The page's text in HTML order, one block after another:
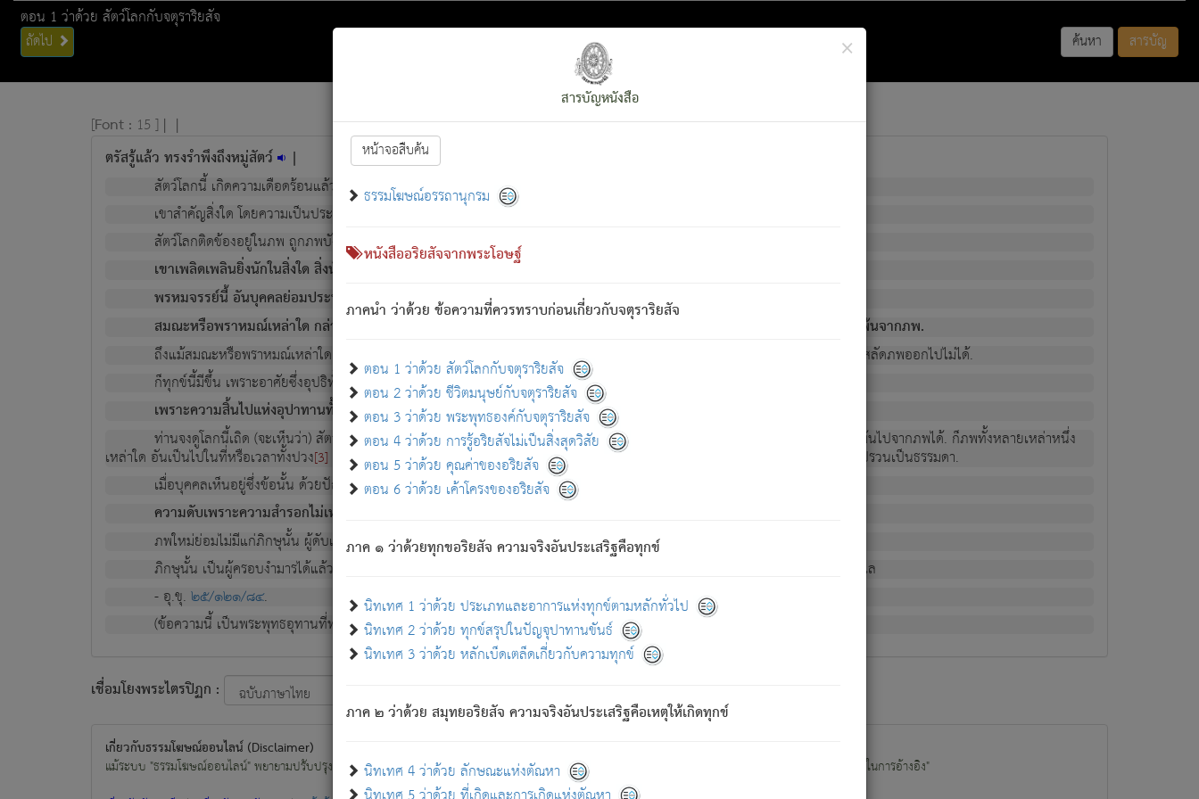
ตอน 1 ว่าด้วย สัตว์โลกกับจตุราริยสัจ
ถัดไป ค้นหา สารบัญ
×
สารบัญหนังสือ
หน้าจอสืบค้น
ธรรมโฆษณ์อรรถานุกรม
หนังสืออริยสัจจากพระโอษฐ์
ภาคนำ ว่าด้วย ข้อความที่ควรทราบก่อนเกี่ยวกับจตุราริยสัจ
ตอน 1 ว่าด้วย สัตว์โลกกับจตุราริยสัจ
ตอน 2 ว่าด้วย ชีวิตมนุษย์กับจตุราริยสัจ
ตอน 3 ว่าด้วย พระพุทธองค์กับจตุราริยสัจ
ตอน 4 ว่าด้วย การรู้อริยสัจไม่เป็นสิ่งสุดวิสัย
ตอน 5 ว่าด้วย คุณค่าของอริยสัจ
ตอน 6 ว่าด้วย เค้าโครงของอริยสัจ
ภาค ๑ ว่าด้วยทุกขอริยสัจ ความจริงอันประเสริฐคือทุกข์
นิทเทศ 1 ว่าด้วย ประเภทและอาการแห่งทุกข์ตามหลักทั่วไป
นิทเทศ 2 ว่าด้วย ทุกข์สรุปในปัญจุปาทานขันธ์
นิทเทศ 3 ว่าด้วย หลักเบ็ดเตล็ดเกี่ยวกับความทุกข์
ภาค ๒ ว่าด้วย สมุทยอริยสัจ ความจริงอันประเสริฐคือเหตุให้เกิดทุกข์
นิทเทศ 4 ว่าด้วย ลักษณะแห่งตัณหา
[Font : 15 ] | |
ตรัสรู้แล้ว ทรงรำพึงถึงหมู่สัตว์ |
สัตว์โลกนี้ เกิดความเดือดร้อนแล้ว มีผัสสะบังหน้า[1]ย่อมกล่าวซึ่งโรค (ความเสียดแทง) นั้นโดยความเป็นตัวเป็นตน
เขาสำคัญสิ่งใด โดยความเป็นประการใด แต่สิ่งนั้นย่อมเป็น (ตามที่เป็นจริง) โดยประการอื่นจากที่เขาสำคัญนั้น
สัตว์โลกติดข้องอยู่ในภพ ถูกภพบังหน้าแล้ว มีภพโดยความเป็นอย่างอื่น (จากที่มันเป็นอยู่จริง) จึงได้เพลิดเพลินยิ่งนักในภพนั้น
เขาเพลิดเพลินยิ่งนักในสิ่งใด สิ่งนั้นเป็นภัย (ที่เขาไม่รู้จัก) : เขากลัวต่อสิ่งใดสิ่งนั้นเป็นทุกข์
พรหมจรรย์นี้ อันบุคคลย่อมประพฤติ ก็เพื่อการละขาดซึ่งภพ.
สมณะหรือพราหมณ์เหล่าใด กล่าวความหลุดพ้นจากภพว่ามีได้เพราะภพ เรากล่าวว่า สมณะหรือพราหมณ์ทั้งปวงนั้น มิใช่ผู้หลดพ้นจากภพ.
ถึงแม้สมณะหรือพราหมณ์เหล่าใด กล่าวความออกไปได้จากภพ ว่ามีได้เพราะวิภพ[2]
: เรากล่าวว่า สมณะหรือพราหมณ์ทั้งปวงนั้น ก็ยังสลัดภพออกไปไม่ได้.
ก็ทุกข์นี้มีขึ้น เพราะอาศัยซึ่งอุปธิทั้งปวง.
เพราะความสิ้นไปแห่งอุปาทานทั้งปวง ความเกิดขึ้นแห่งทุกข์จึงไม่มี.
ท่านจงดูโลกนี้เถิด (จะเห็นว่า) สัตว์ทั้งหลายอันอวิชาหนาแน่นบังหนาแล้ว; และว่า สัตว์ผู้ยินดีในภพอันเป็นแล้วนั้น ย่อมไม่เป็นผู้หลุดพ้นไปจากภพได้. ก็ภพทั้งหลายเหล่าหนึ่ง
เหล่าใด อันเป็นไปในที่หรือเวลาทั้งปวง[3] เพื่อความมีแห่งประโยชน์โดยประการทั้งปวง; ภพทั้งหลายทั้งหมดนั้น ไม่เที่ยง เป็นทุกข์ มีความแปรปรวนเป็นธรรมดา.
เมื่อบุคคลเห็นอยู่ซึ่งข้อนั้น ด้วยปัญญาอันชอบตามที่เป็นจริงอย่างนี้อยู่; เขาย่อมละภวตัณหาได้ และไม่เพลิดเพลินวิภวตัณหาด้วย.
ความดับเพราะความสำรอกไม่เหลือ (แห่งภพทั้งหลาย) เพราะความสิ้นไปแห่งตัณหาโดยประการทั้งปวง นั้นคือนิพพาน.
ภพใหม่ย่อมไม่มีแก่ภิกษุนั้น ผู้ดับเย็นสนิทแล้ว เพราะไม่มีความยึดมั่น
ภิกษุนั้น เป็นผู้ครอบงำมารได้แล้ว ชนะสงครามแล้ว ก้าวล่วงภพทั้งหลายทั้งปวงได้แล้ว เป็นผู้คงที่ (คือไม่เปลี่ยนแปลงอีกต่อไป). ดังนี้แล
- อุ.ขุ.๒๕/๑๒๑/๘๔.
(ข้อความนี้ เป็นพระพุทธอุทานที่ทรงเปล่งออก ที่โคนต้นโพธิ์เป็นที่ตรัสรู้ เมื่อตรัสรู้แล้วได้ 7 วัน)
เชื่อมโยงพระไตรปิฏก :
เกี่ยวกับธรรมโฆษณ์ออนไลน์ (Disclaimer)
แม้ระบบ "ธรรมโฆษณ์ออนไลน์" พยายามปรับปรุงข้อมูลให้ถูกต้องมากที่สุด ผู้ศึกษาก็พึงตรวจสอบกับตัวเล่มหนังสือต้นฉบับ ที่มีการพิมพ์ครั้งล่าสุด ก่อนนำข้อมูลไปใช้ในการอ้างอิง"